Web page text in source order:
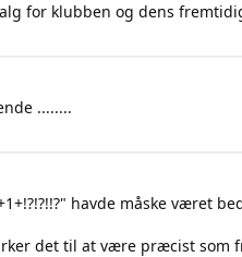
for klubben og dens
........
havde måske været
det til at være præcist